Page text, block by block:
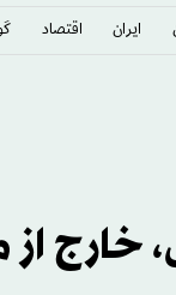
ایران اقتصاد
خارج از